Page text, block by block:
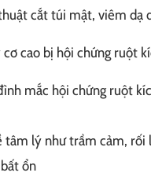
cắt túi mật, viêm dạ
cao bị hội chứng ruột
mắc hội chứng ruột
tâm lý như trầm cảm, rối
ổn